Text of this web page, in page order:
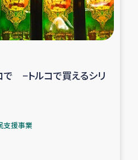
ード事業
子どもの栄養改善事業
教育
で −トルコで買えるシリ
支援事業